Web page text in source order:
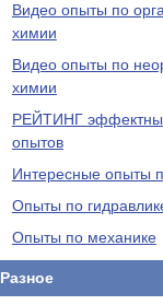
Видео опыты по
химии
Видео опыты по
химии
РЕЙТИНГ
опытов
Интересные опыты
Опыты по
Опыты по механике
Разное